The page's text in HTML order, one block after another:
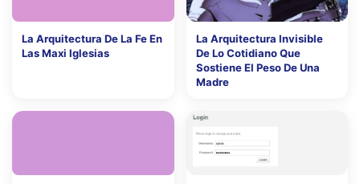
La Arquitectura De La Fe En
Las Maxi Iglesias
La Arquitectura Invisible
De Lo Cotidiano Que
Sostiene El Peso De Una
Madre